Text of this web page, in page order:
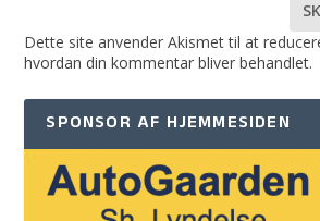
Dette site anvender Akismet til at
hvordan din kommentar bliver behandlet.
SPONSOR AF HJEMMESIDEN